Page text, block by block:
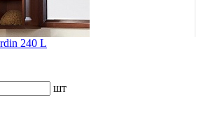
240 L
шт